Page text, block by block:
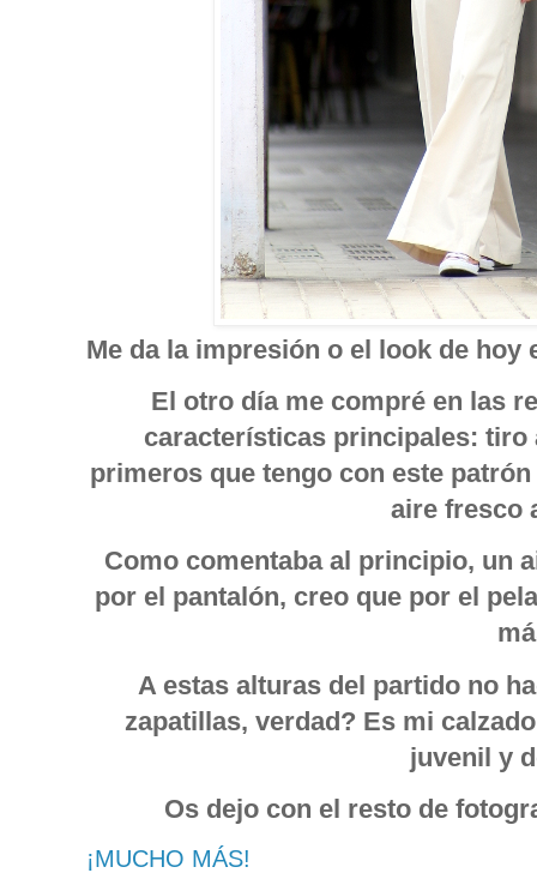
Me da la impresión o el look de
El otro día me compré en las
características principales: tiro
primeros que tengo con este
aire fresco
Como comentaba al principio, un
por el pantalón, creo que por el
A estas alturas del partido no
zapatillas, verdad? Es mi
juvenil y
Os dejo con el resto de
¡MUCHO MÁS!